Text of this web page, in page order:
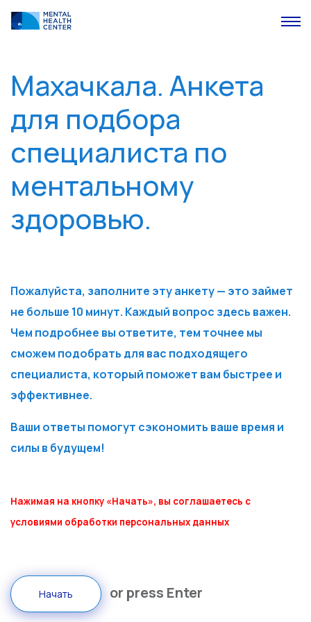
Махачкала. Анкета
для подбора
специалиста по
ментальному
здоровью.
Пожалуйста, заполните эту анкету — это займет
не больше 10 минут. Каждый вопрос здесь важен.
Чем подробнее вы ответите, тем точнее мы
сможем подобрать для вас подходящего
специалиста, который поможет вам быстрее и
эффективнее.
Ваши ответы помогут сэкономить ваше время и
силы в будущем!
Нажимая на кнопку «Начать», вы соглашаетесь с
условиями обработки персональных данных
Начать or press Enter